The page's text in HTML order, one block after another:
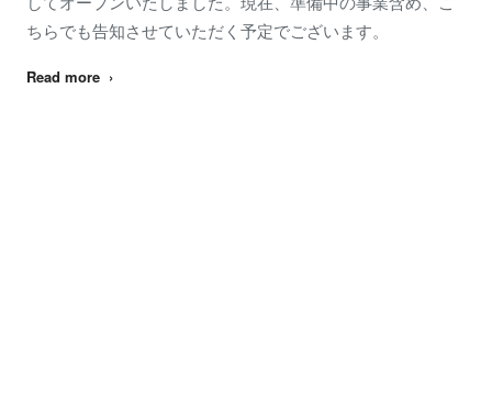
ちらでも告知させていただく予定でございます。
Read more ›